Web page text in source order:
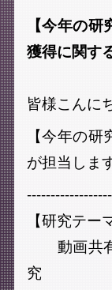
【今年の
獲得に関す
皆様こんに
【今年の
が担当します
【研究テー
動画共有
究